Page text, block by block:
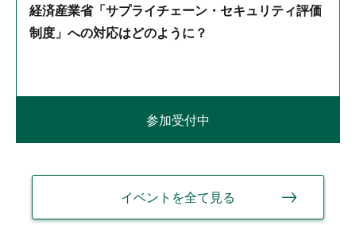
経済産業省「サプライチェーン・セキュリティ評価
制度」への対応はどのように？
参加受付中
イベントを全て見る